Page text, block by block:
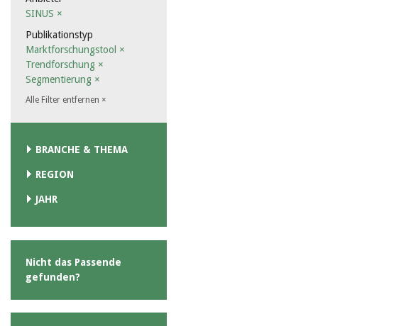
SINUS ×
Publikationstyp
Marktforschungstool ×
Trendforschung ×
Segmentierung ×
Alle Filter entfernen ×
BRANCHE & THEMA
REGION
JAHR
Nicht das Passende
gefunden?